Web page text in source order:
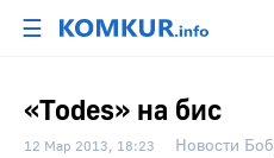
☰
«Todes» на бис
12 Мар 2013, 18:23 Новости